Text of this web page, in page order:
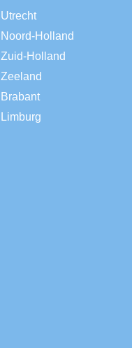
Utrecht
Noord-Holland
Zuid-Holland
Zeeland
Brabant
Limburg